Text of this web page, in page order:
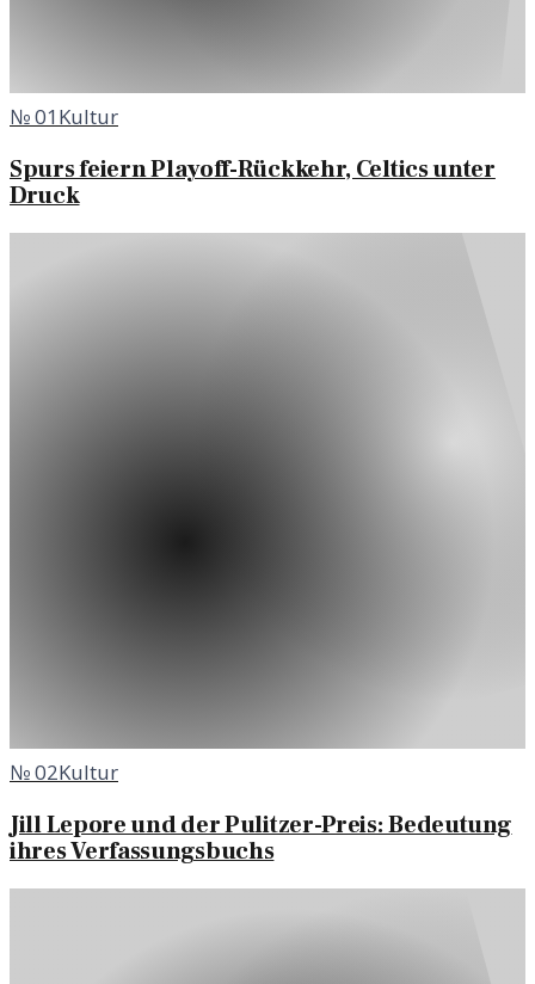
№01Kultur
Spurs feiern Playoff-Rückkehr, Celtics unter
Druck
№02Kultur
Jill Lepore und der Pulitzer-Preis: Bedeutung
ihres Verfassungsbuchs